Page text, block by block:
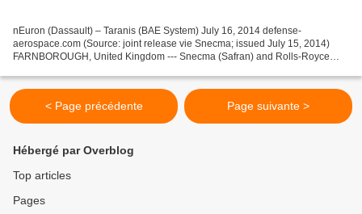
nEuron (Dassault) – Taranis (BAE System) July 16, 2014 defense-
aerospace.com (Source: joint release vie Snecma; issued July 15, 2014)
FARNBOROUGH, United Kingdom --- Snecma (Safran) and Rolls-Royce
< Page précédente Page suivante >
Hébergé par Overblog
Top articles
Pages